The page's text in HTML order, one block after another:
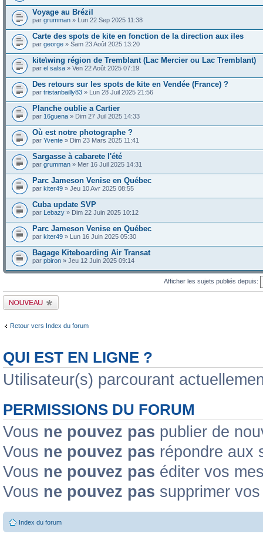
Voyage au Brézil
par grumman » Lun 22 Sep 2025 11:38
Carte des spots de kite en fonction de la direction aux iles
par george » Sam 23 Août 2025 13:20
kite\wing région de Tremblant (Lac Mercier ou Lac Tremblant)
par el salsa » Ven 22 Août 2025 07:19
Des retours sur les spots de kite en Vendée (France) ?
par tristanbailly83 » Lun 28 Juil 2025 21:56
Planche oublie a Cartier
par 16guena » Dim 27 Juil 2025 14:33
Où est notre photographe ?
par Yvente » Dim 23 Mars 2025 11:41
Sargasse à cabarete l'été
par grumman » Mer 16 Juil 2025 14:31
Parc Jameson Venise en Québec
par kiter49 » Jeu 10 Avr 2025 08:55
Cuba update SVP
par Lebazy » Dim 22 Juin 2025 10:12
Parc Jameson Venise en Québec
par kiter49 » Lun 16 Juin 2025 05:30
Bagage Kiteboarding Air Transat
par pbiron » Jeu 12 Juin 2025 09:14
Afficher les sujets publiés depuis:
Publier un nouveau
sujet
Retour vers Index du forum
QUI EST EN LIGNE ?
Utilisateur(s) parcourant
PERMISSIONS DU FORUM
Vous ne pouvez pas publier de
Vous ne pouvez pas répondre aux
Vous ne pouvez pas éditer vos
Vous ne pouvez pas supprimer
Index du forum